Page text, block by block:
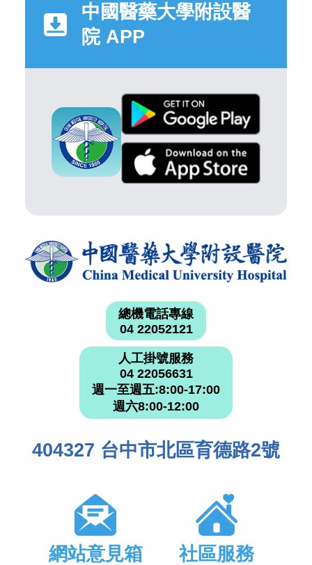
中國醫藥大學附設醫
院 APP
總機電話專線
04 22052121
人工掛號服務
04 22056631
週一至週五:8:00-17:00
週六8:00-12:00
404327 台中市北區育德路2號
網站意見箱 社區服務